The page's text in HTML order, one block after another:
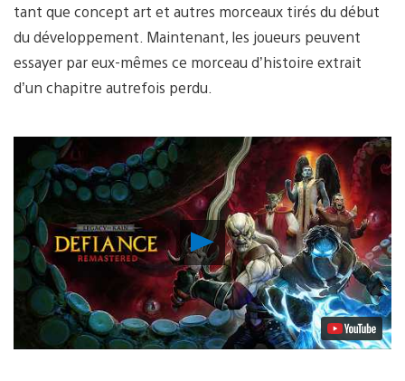
tant que concept art et autres morceaux tirés du début
du développement. Maintenant, les joueurs peuvent
essayer par eux-mêmes ce morceau d’histoire extrait
d’un chapitre autrefois perdu.
Lancer
la
vidéo